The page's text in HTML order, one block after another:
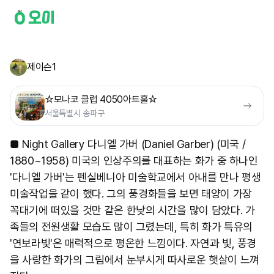
제이슨1
☆모나코 클럽 4050아트홀☆
서울특별시 송파구
■ Night Gallery 다니엘 가버 (Daniel Garber) (미국 /
1880~1958) 미국의 인상주의를 대표하는 화가 중 하나인
'다니엘 가버'는 펜실베니아 미술학교에서 아내를 만나 평생
미술작업을 같이 했다. 그의 풍경화들을 보면 태양이 가장
꼭대기에 떠있을 것만 같은 한낮의 시간을 많이 담았다. 가
족들의 전원생활 모습도 많이 그렸는데, 특히 화가 특유의
'연보라빛'은 매력적으로 평온한 느낌이다. 자연과 빛, 풍경
을 사랑한 화가의 그림에서 눈부시게 따사로운 햇살이 느껴